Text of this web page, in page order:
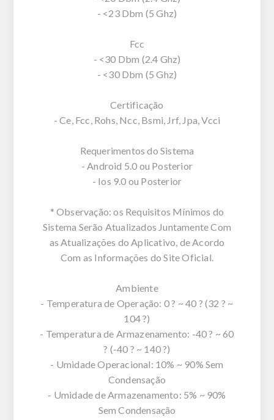
- <23 Dbm (5 Ghz)
Fcc
- <30 Dbm (2.4 Ghz)
- <30 Dbm (5 Ghz)
Certificação
- Ce, Fcc, Rohs, Ncc, Bsmi, Jrf, Jpa, Vcci
Requerimentos do Sistema
- Android 5.0 ou Posterior
- Ios 9.0 ou Posterior
* Observação: os Requisitos Mínimos do
Sistema Serão Atualizados Juntamente Com
as Atualizações do Aplicativo, de Acordo
Com as Informações do Site Oficial.
Ambiente
- Temperatura de Operação: 0 ? ~ 40 ? (32 ? ~
104 ?)
- Temperatura de Armazenamento: -40 ? ~ 60
? (-40 ? ~ 140 ?)
- Umidade Operacional: 10% ~ 90% Sem
Condensação
- Umidade de Armazenamento: 5% ~ 90%
Sem Condensação